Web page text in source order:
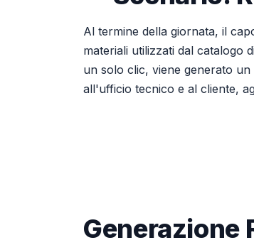
Al termine della giornata, il
materiali utilizzati dal catalogo
un solo clic, viene generato
all'ufficio tecnico e al cliente,
Generazione